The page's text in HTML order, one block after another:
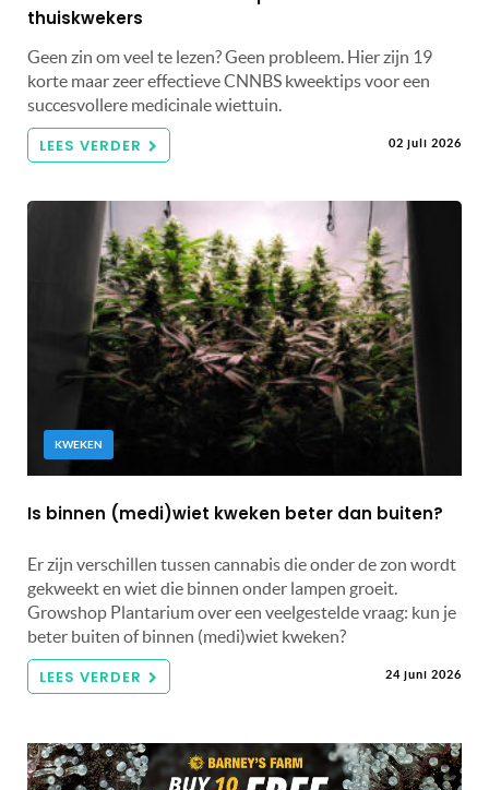
thuiskwekers
Geen zin om veel te lezen? Geen probleem. Hier zijn 19
korte maar zeer effectieve CNNBS kweektips voor een
succesvollere medicinale wiettuin.
LEES VERDER 02 juli 2026
KWEKEN
Is binnen (medi)wiet kweken beter dan buiten?
Er zijn verschillen tussen cannabis die onder de zon wordt
gekweekt en wiet die binnen onder lampen groeit.
Growshop Plantarium over een veelgestelde vraag: kun je
beter buiten of binnen (medi)wiet kweken?
LEES VERDER 24 juni 2026